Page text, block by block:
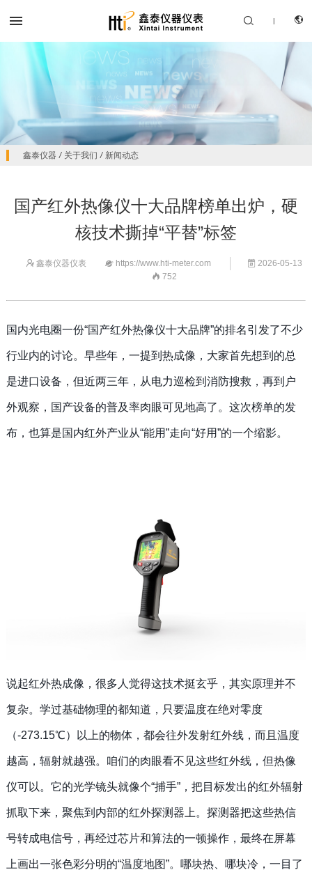
产品中心
服务支持
关于我们
联系我们
 | 
鑫泰仪器 / 关于我们 / 新闻动态
国产红外热像仪十大品牌榜单出炉，硬
核技术撕掉“平替”标签
 鑫泰仪器仪表  https://www.hti-meter.com  2026-05-13
 752
国内光电圈一份“国产红外热像仪十大品牌”的排名引发了不少
行业内的讨论。早些年，一提到热成像，大家首先想到的总
是进口设备，但近两三年，从电力巡检到消防搜救，再到户
外观察，国产设备的普及率肉眼可见地高了。这次榜单的发
布，也算是国内红外产业从“能用”走向“好用”的一个缩影。
说起红外热成像，很多人觉得这技术挺玄乎，其实原理并不
复杂。学过基础物理的都知道，只要温度在绝对零度
（-273.15℃）以上的物体，都会往外发射红外线，而且温度
越高，辐射就越强。咱们的肉眼看不见这些红外线，但热像
仪可以。它的光学镜头就像个“捕手”，把目标发出的红外辐射
抓取下来，聚焦到内部的红外探测器上。探测器把这些热信
号转成电信号，再经过芯片和算法的一顿操作，最终在屏幕
上画出一张色彩分明的“温度地图”。哪块热、哪块冷，一目了